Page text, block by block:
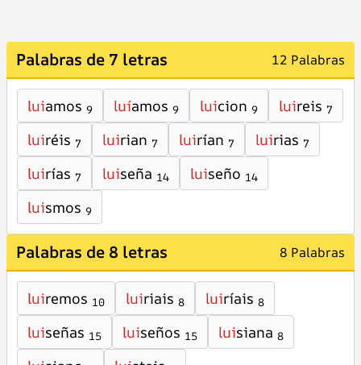
Palabras de 7 letras 12 Palabras
luiamos 9 luíamos 9 luicion 9 luireis 7
luiréis 7 luirian 7 luirían 7 luirias 7
luirías 7 luiseña 14 luiseño 14
luismos 9
Palabras de 8 letras 8 Palabras
luiremos 10 luiriais 8 luiríais 8
luiseñas 15 luiseños 15 luisiana 8